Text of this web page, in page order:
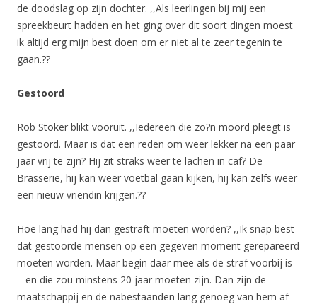
de doodslag op zijn dochter. ,,Als leerlingen bij mij een
spreekbeurt hadden en het ging over dit soort dingen moest
ik altijd erg mijn best doen om er niet al te zeer tegenin te
gaan.??
Gestoord
Rob Stoker blikt vooruit. ,,Iedereen die zo?n moord pleegt is
gestoord. Maar is dat een reden om weer lekker na een paar
jaar vrij te zijn? Hij zit straks weer te lachen in caf? De
Brasserie, hij kan weer voetbal gaan kijken, hij kan zelfs weer
een nieuw vriendin krijgen.??
Hoe lang had hij dan gestraft moeten worden? ,,Ik snap best
dat gestoorde mensen op een gegeven moment gerepareerd
moeten worden. Maar begin daar mee als de straf voorbij is
– en die zou minstens 20 jaar moeten zijn. Dan zijn de
maatschappij en de nabestaanden lang genoeg van hem af